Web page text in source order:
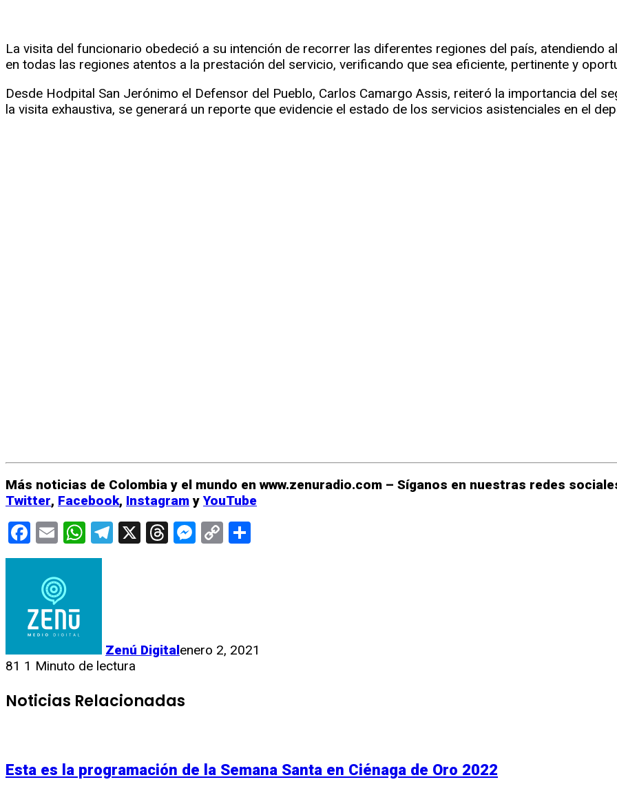
La visita del funcionario obedeció a su intención de recorrer las diferentes regiones del país, atendiendo al
en todas las regiones atentos a la prestación del servicio, verificando que sea eficiente, pertinente y
Desde Hodpital San Jerónimo el Defensor del Pueblo, Carlos Camargo Assis, reiteró la importancia del
la visita exhaustiva, se generará un reporte que evidencie el estado de los servicios asistenciales en el
Más noticias de Colombia y el mundo en www.zenuradio.com – Síganos en nuestras redes
Twitter, Facebook, InstagramyYouTube
Facebook
EmailWhatsApp
Telegram
X Threads
Messenger
Copy
Zenú Digitalenero 2, 2021
81 1 Minuto de lectura
Noticias Relacionadas
Esta es la programación de la Semana Santa en Ciénaga de Oro 2022